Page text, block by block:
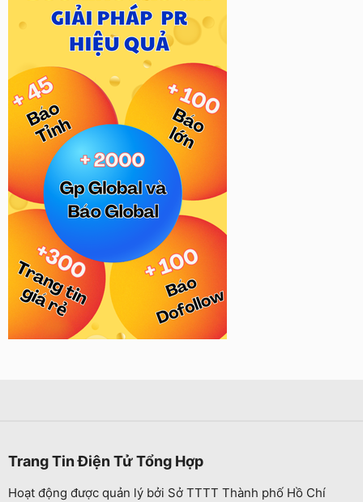
Trang Tin Điện Tử Tổng Hợp
Hoạt động được quản lý bởi Sở TTTT Thành phố Hồ Chí